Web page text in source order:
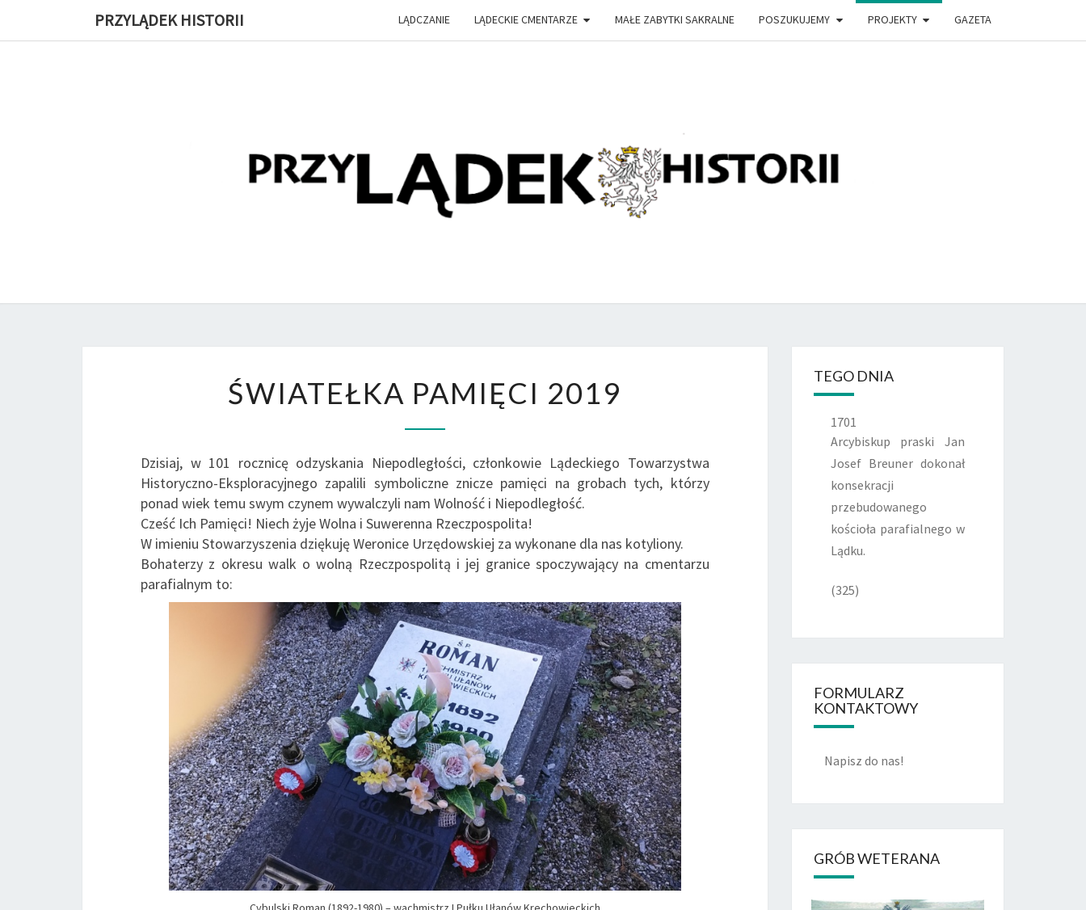
PRZYLĄDEK HISTORII LĄDCZANIE LĄDECKIE CMENTARZE MAŁE ZABYTKI SAKRALNE POSZUKUJEMY PROJEKTY GAZETA
PRZYLĄDEK
Witryna
Lądeckiego
Towarzystwa
PAMIĘCI
ŚWIATEŁKA PAMIĘCI 2019
Dzisiaj, w 101 rocznicę odzyskania Niepodległości, członkowie Lądeckiego Towarzystwa
Historyczno-Eksploracyjnego zapalili symboliczne znicze pamięci na grobach tych, którzy
ponad wiek temu swym czynem wywalczyli nam Wolność i Niepodległość.
Cześć Ich Pamięci! Niech żyje Wolna i Suwerenna Rzeczpospolita!
W imieniu Stowarzyszenia dziękuję Weronice Urzędowskiej za wykonane dla nas kotyliony.
Bohaterzy z okresu walk o wolną Rzeczpospolitą i jej granice spoczywający na cmentarzu
parafialnym to:
TEGO DNIA
1701
Arcybiskup praski Jan
Josef Breuner dokonał
konsekracji
przebudowanego
kościoła parafialnego w
Lądku.
(325)
FORMULARZ
KONTAKTOWY
Napisz do nas!
GRÓB WETERANA